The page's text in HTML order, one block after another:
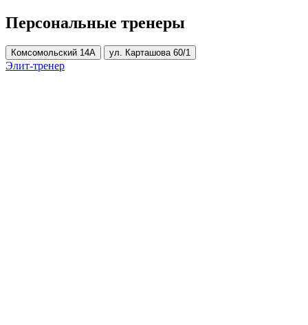
Персональные тренеры
Комсомольский 14А ул. Карташова 60/1
Элит-тренер